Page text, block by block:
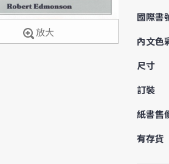
放大
國際書
內文色
尺寸
訂裝
紙書售
有存貨